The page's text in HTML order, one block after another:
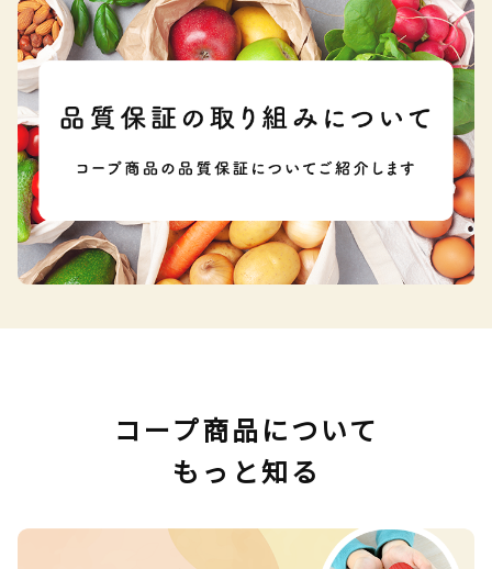
コープ商品について
もっと知る